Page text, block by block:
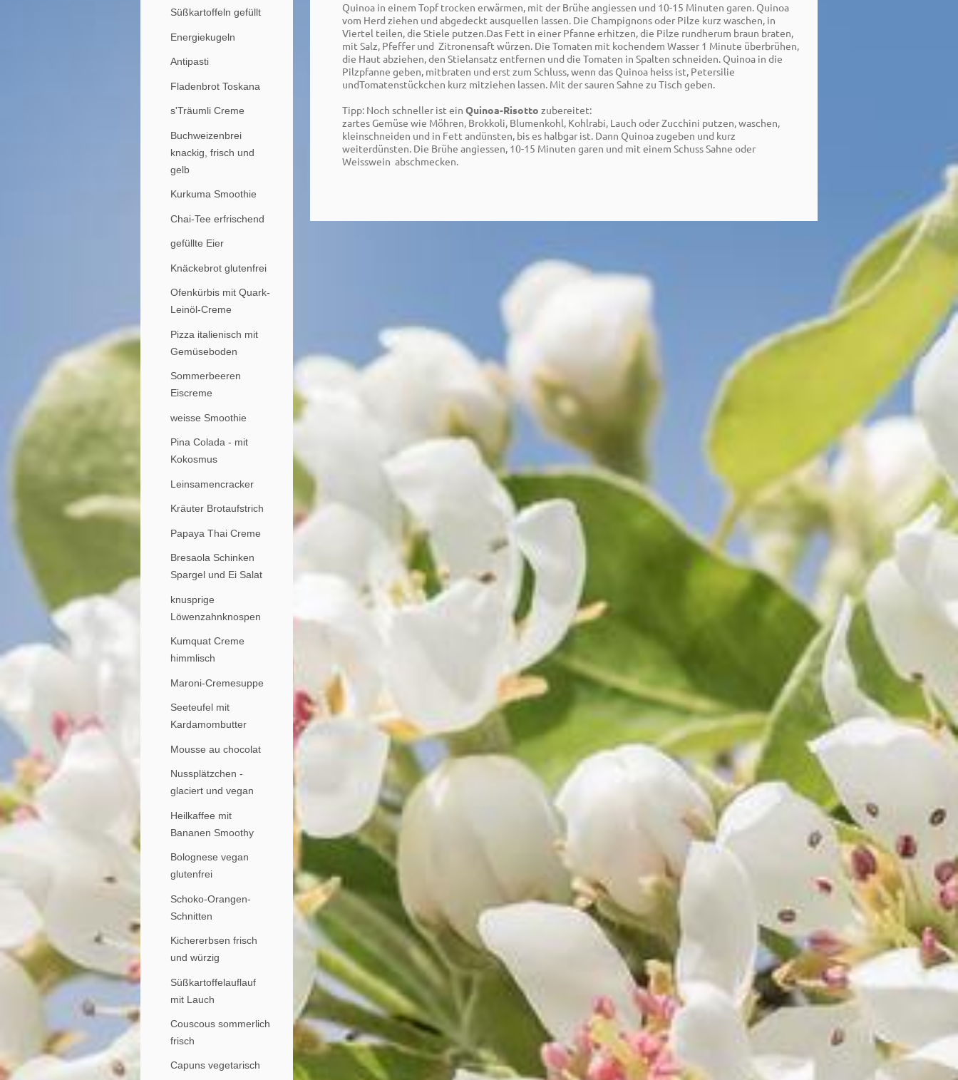
Quinoa in einem Topf trocken erwärmen, mit der Brühe angiessen und 10-15 Minuten garen. Quinoa
vom Herd ziehen und abgedeckt ausquellen lassen. Die Champignons oder Pilze kurz waschen, in
Viertel teilen, die Stiele putzen.Das Fett in einer Pfanne erhitzen, die Pilze rundherum braun braten,
mit Salz, Pfeffer und Zitronensaft würzen. Die Tomaten mit kochendem Wasser 1 Minute überbrühen,
die Haut abziehen, den Stielansatz entfernen und die Tomaten in Spalten schneiden. Quinoa in die
Pilzpfanne geben, mitbraten und erst zum Schluss, wenn das Quinoa heiss ist, Petersilie
undTomatenstückchen kurz mitziehen lassen. Mit der sauren Sahne zu Tisch geben.
Tipp: Noch schneller ist ein Quinoa-Risotto zubereitet:
zartes Gemüse wie Möhren, Brokkoli, Blumenkohl, Kohlrabi, Lauch oder Zucchini putzen, waschen,
kleinschneiden und in Fett andünsten, bis es halbgar ist. Dann Quinoa zugeben und kurz
weiterdünsten. Die Brühe angiessen, 10-15 Minuten garen und mit einem Schuss Sahne oder
Weisswein abschmecken.
Süßkartoffeln gefüllt
Energiekugeln
Antipasti
Fladenbrot Toskana
s'Träumli Creme
Buchweizenbrei
knackig, frisch und
gelb
Kurkuma Smoothie
Chai-Tee erfrischend
gefüllte Eier
Knäckebrot glutenfrei
Ofenkürbis mit Quark-
Leinöl-Creme
Pizza italienisch mit
Gemüseboden
Sommerbeeren
Eiscreme
weisse Smoothie
Pina Colada - mit
Kokosmus
Leinsamencracker
Kräuter Brotaufstrich
Papaya Thai Creme
Bresaola Schinken
Spargel und Ei Salat
knusprige
Löwenzahnknospen
Kumquat Creme
himmlisch
Maroni-Cremesuppe
Seeteufel mit
Kardamombutter
Mousse au chocolat
Nussplätzchen -
glaciert und vegan
Heilkaffee mit
Bananen Smoothy
Bolognese vegan
glutenfrei
Schoko-Orangen-
Schnitten
Kichererbsen frisch
und würzig
Süßkartoffelauflauf
mit Lauch
Couscous sommerlich
frisch
Capuns vegetarisch